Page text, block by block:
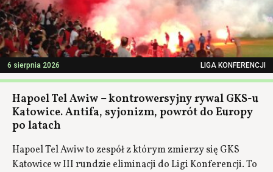
6 sierpnia 2026 LIGA KONFERENCJI
Hapoel Tel Awiw – kontrowersyjny rywal GKS-u
Katowice. Antifa, syjonizm, powrót do Europy
po latach
Hapoel Tel Awiw to zespół z którym zmierzy się GKS
Katowice w III rundzie eliminacji do Ligi Konferencji. To